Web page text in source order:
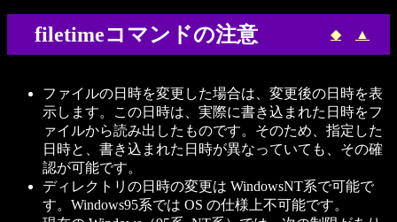
filetimeコマンドの注意 ◆ ▲
ファイルの日時を変更した場合は、変更後の日時を表
示します。この日時は、実際に書き込まれた日時をフ
ァイルから読み出したものです。そのため、指定した
日時と、書き込まれた日時が異なっていても、その確
認が可能です。
ディレクトリの日時の変更は WindowsNT系で可能で
す。Windows95系では OS の仕様上不可能です。